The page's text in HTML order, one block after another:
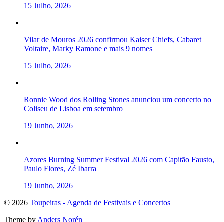
15 Julho, 2026
Vilar de Mouros 2026 confirmou Kaiser Chiefs, Cabaret
Voltaire, Marky Ramone e mais 9 nomes
15 Julho, 2026
Ronnie Wood dos Rolling Stones anunciou um concerto no
Coliseu de Lisboa em setembro
19 Junho, 2026
Azores Burning Summer Festival 2026 com Capitão Fausto,
Paulo Flores, Zé Ibarra
19 Junho, 2026
To
top
© 2026 Toupeiras - Agenda de Festivais e Concertos
Theme by Anders Norén